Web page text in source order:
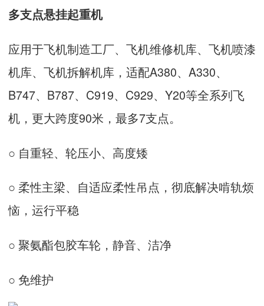
多支点悬挂起重机
应用于飞机制造工厂、飞机维修机库、飞机喷漆
机库、飞机拆解机库，适配A380、A330、
B747、B787、C919、C929、Y20等全系列飞
机，更大跨度90米，最多7支点。
○ 自重轻、轮压小、高度矮
○ 柔性主梁、自适应柔性吊点，彻底解决啃轨烦
恼，运行平稳
○ 聚氨酯包胶车轮，静音、洁净
○ 免维护